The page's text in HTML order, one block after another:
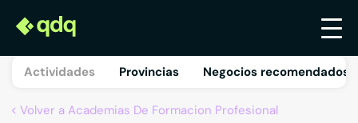
Actividades Provincias Negocios recomendados
Volver a Academias De Formacion Profesional